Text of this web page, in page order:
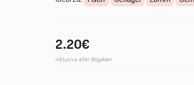
2.20€
inklusive aller Abgaben